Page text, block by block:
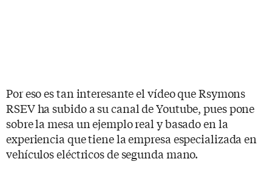
Por eso es tan interesante el vídeo que Rsymons
RSEV ha subido a su canal de Youtube, pues pone
sobre la mesa un ejemplo real y basado en la
experiencia que tiene la empresa especializada en
vehículos eléctricos de segunda mano.